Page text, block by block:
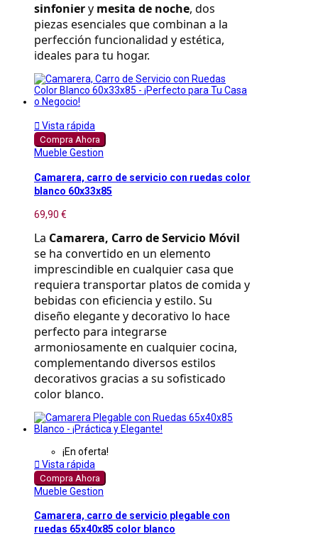
sinfonier y mesita de noche, dos
piezas esenciales que combinan a la
perfección funcionalidad y estética,
ideales para tu hogar.
 Vista rápida
Compra Ahora
Mueble Gestion
Camarera, carro de servicio con ruedas color
blanco 60x33x85
69,90 €
La Camarera, Carro de Servicio Móvil
se ha convertido en un elemento
imprescindible en cualquier casa que
requiera transportar platos de comida y
bebidas con eficiencia y estilo. Su
diseño elegante y decorativo lo hace
perfecto para integrarse
armoniosamente en cualquier cocina,
complementando diversos estilos
decorativos gracias a su sofisticado
color blanco.
¡En oferta!
 Vista rápida
Compra Ahora
Mueble Gestion
Camarera, carro de servicio plegable con
ruedas 65x40x85 color blanco